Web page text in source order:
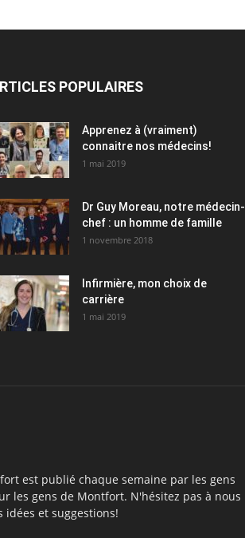
POPULAIRES
Apprenez à (vraiment)
connaitre nos médecins!
1 mai 2019
Dr Guy Moreau, notre médecin-
chef : un homme de famille
1 novembre 2018
Infirmière, mon choix de
carrière
1 mai 2019
est publié chaque semaine par les gens
les gens de Montfort. N'hésitez pas à nous
idées et suggestions!